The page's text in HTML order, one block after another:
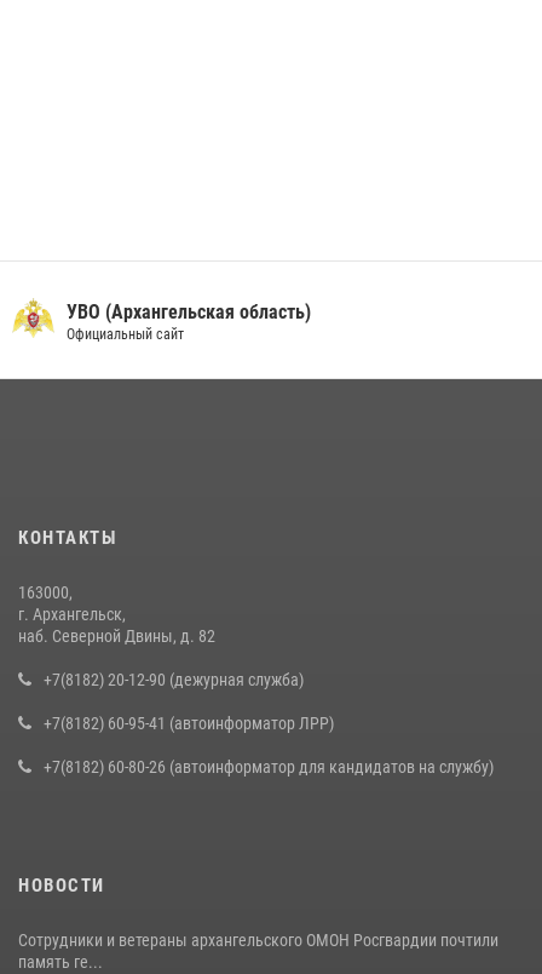
УВО (Архангельская область)
Официальный сайт
КОНТАКТЫ
163000,
г. Архангельск,
наб. Северной Двины, д. 82
+7(8182) 20-12-90 (дежурная служба)
+7(8182) 60-95-41 (автоинформатор ЛРР)
+7(8182) 60-80-26 (автоинформатор для кандидатов на службу)
НОВОСТИ
Сотрудники и ветераны архангельского ОМОН Росгвардии почтили
память ге...